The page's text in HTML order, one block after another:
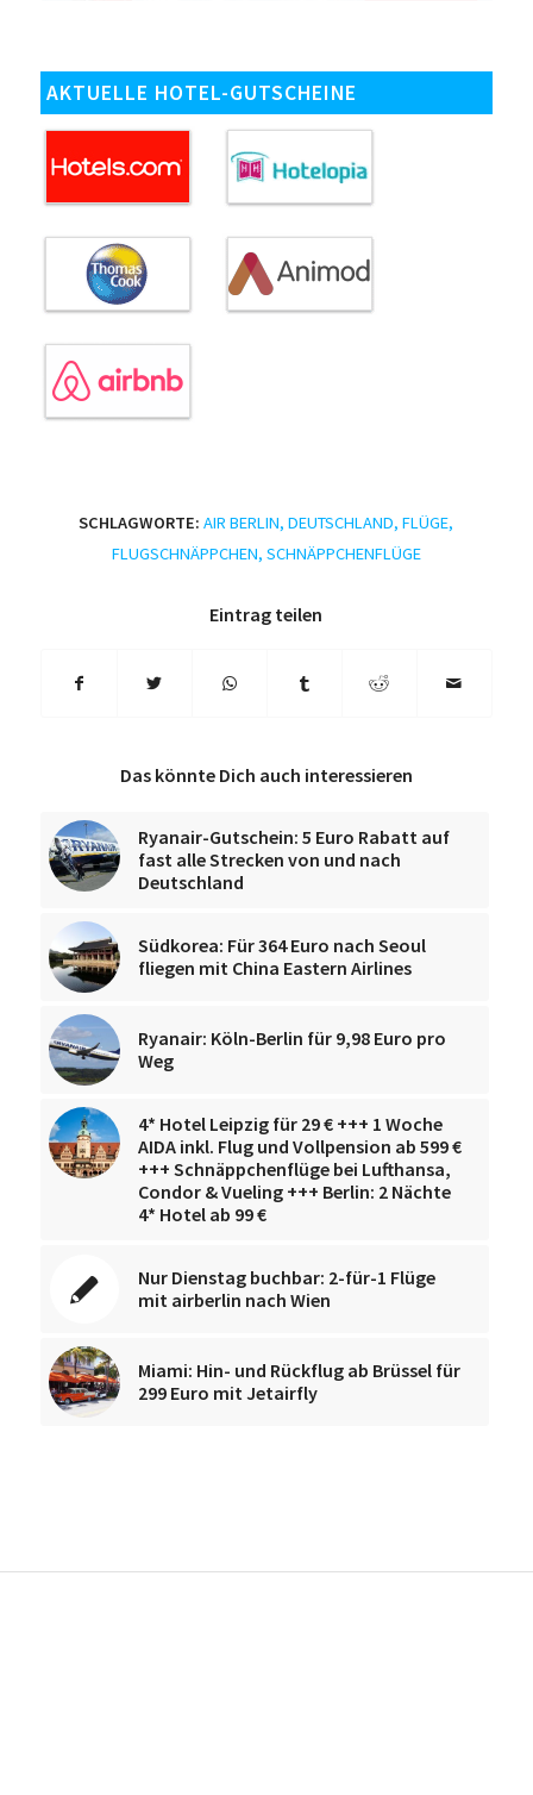
AKTUELLE HOTEL-GUTSCHEINE
SCHLAGWORTE: AIR BERLIN,DEUTSCHLAND,FLÜGE,
FLUGSCHNÄPPCHEN, SCHNÄPPCHENFLÜGE
Eintrag teilen
Das könnte Dich auch interessieren
Ryanair-Gutschein: 5 Euro Rabatt auf
fast alle Strecken von und nach
Deutschland
Südkorea: Für 364 Euro nach Seoul
fliegen mit China Eastern Airlines
Ryanair: Köln-Berlin für 9,98 Euro pro
Weg
4* Hotel Leipzig für 29 € +++ 1 Woche
AIDA inkl. Flug und Vollpension ab 599 €
+++ Schnäppchenflüge bei Lufthansa,
Condor & Vueling +++ Berlin: 2 Nächte
4* Hotel ab 99 €
Nur Dienstag buchbar: 2-für-1 Flüge
mit airberlin nach Wien
Miami: Hin- und Rückflug ab Brüssel für
299 Euro mit Jetairfly